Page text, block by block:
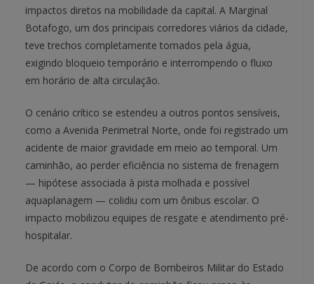
impactos diretos na mobilidade da capital. A Marginal
Botafogo, um dos principais corredores viários da cidade,
teve trechos completamente tomados pela água,
exigindo bloqueio temporário e interrompendo o fluxo
em horário de alta circulação.
O cenário crítico se estendeu a outros pontos sensíveis,
como a Avenida Perimetral Norte, onde foi registrado um
acidente de maior gravidade em meio ao temporal. Um
caminhão, ao perder eficiência no sistema de frenagem
— hipótese associada à pista molhada e possível
aquaplanagem — colidiu com um ônibus escolar. O
impacto mobilizou equipes de resgate e atendimento pré-
hospitalar.
De acordo com o Corpo de Bombeiros Militar do Estado